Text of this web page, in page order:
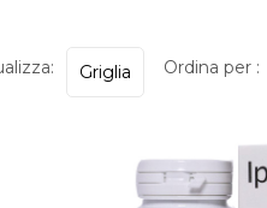
Ordina per :